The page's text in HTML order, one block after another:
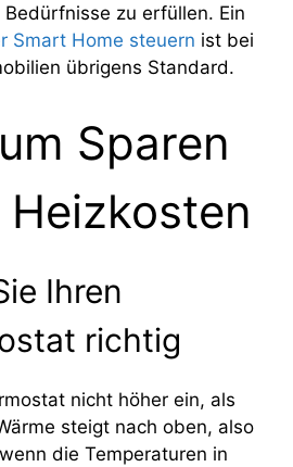
zu erfüllen. Ein
Smart Home steuern ist bei
übrigens Standard.
Sparen
Ihren
richtig
nicht höher ein, als
steigt nach oben, also
die Temperaturen in